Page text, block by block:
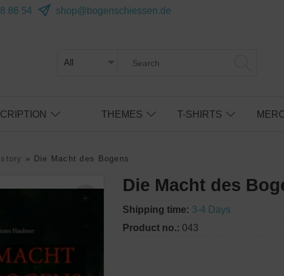
86 54 shop@bogenschiessen.de
THEMES T-SHIRTS
» Die Macht des Bogens
Die Macht des
Shipping time: 3-4 Days
Product no.: 043